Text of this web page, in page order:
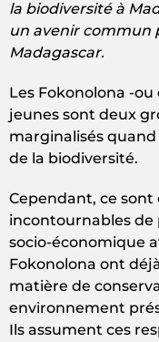
la biodiversité à
un avenir commun
Madagascar.
Les Fokonolona -
jeunes sont deux
marginalisés
de la biodiversité.
Cependant, ce
incontournables
socio-économique
Fokonolona ont
matière de
environnement
Ils assument ces